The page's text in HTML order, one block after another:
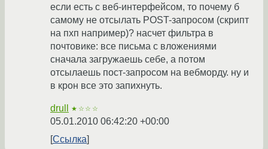
если есть с веб-интерфейсом, то почему б
самому не отсылать POST-запросом (скрипт
на пхп например)? насчет фильтра в
почтовике: все письма с вложениями
сначала загружаешь себе, а потом
отсылаешь пост-запросом на вебморду. ну и
в крон все это запихнуть.
drull ★☆☆☆
05.01.2010 06:42:20 +00:00
Ссылка